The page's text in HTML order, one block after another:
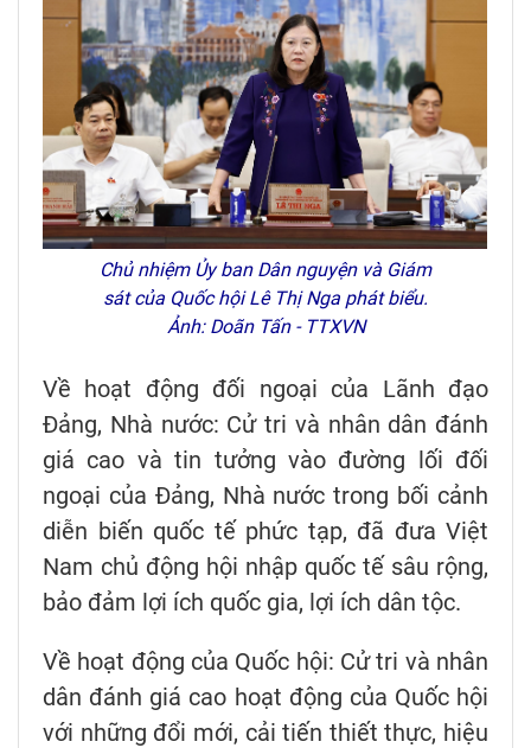
Chủ nhiệm Ủy ban Dân nguyện và Giám
sát của Quốc hội Lê Thị Nga phát biểu.
Ảnh: Doãn Tấn - TTXVN
Về hoạt động đối ngoại của Lãnh đạo
Đảng, Nhà nước: Cử tri và nhân dân đánh
giá cao và tin tưởng vào đường lối đối
ngoại của Đảng, Nhà nước trong bối cảnh
diễn biến quốc tế phức tạp, đã đưa Việt
Nam chủ động hội nhập quốc tế sâu rộng,
bảo đảm lợi ích quốc gia, lợi ích dân tộc.
Về hoạt động của Quốc hội: Cử tri và nhân
dân đánh giá cao hoạt động của Quốc hội
với những đổi mới, cải tiến thiết thực, hiệu